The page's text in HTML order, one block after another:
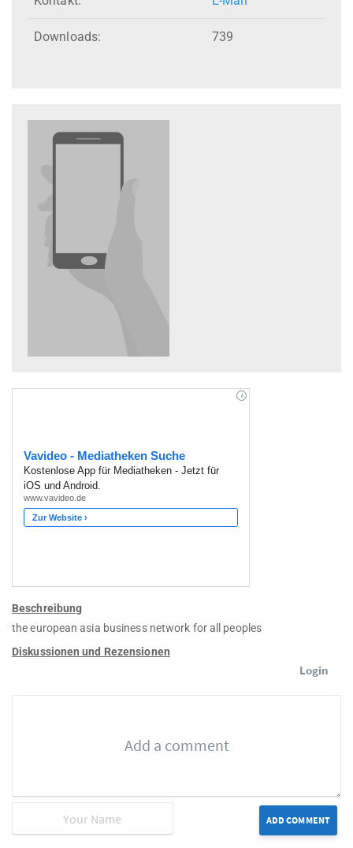
Downloads: 739
Beschreibung
the european asia business network for all peoples
Diskussionen und Rezensionen
Login
ADD COMMENT